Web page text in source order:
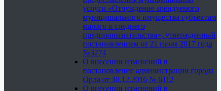
услуги «Отчуждение арендуемого
муниципального имущества субъектам
малого и среднего
предпринимательства», утвержденный
постановлением от 21 июля 2017 года
№3274
О внесении изменений в
постановление администрации города
Орла от 30.12.2016 № 6112
О внесении изменений в